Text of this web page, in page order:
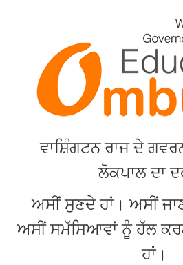
ਵਾਸ਼ਿੰਗਟਨਰਾਜਦੇ
ਲੋਕਪਾਲਦਾ
ਅਸੀਂਸੁਣਦੇਹਾਂ। ਅਸੀਂ
ਅਸੀਂਸਮੱਸਿਆਵਾਂਨੂੰਹੱਲ
ਹਾਂ।